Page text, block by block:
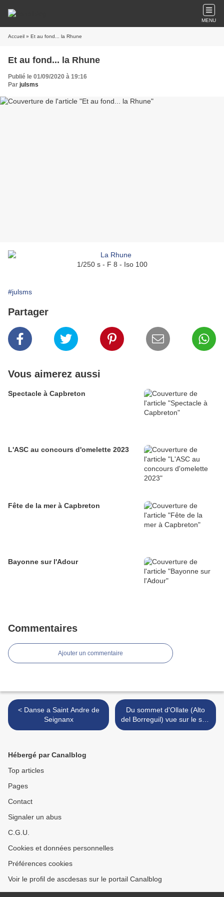
MENU
Accueil » Et au fond... la Rhune
Et au fond... la Rhune
Publié le 01/09/2020 à 19:16
Par julsms
1/250 s - F 8 - Iso 100
#julsms
Partager
Vous aimerez aussi
Spectacle à Capbreton
L'ASC au concours d'omelette 2023
Fête de la mer à Capbreton
Bayonne sur l'Adour
Commentaires
Ajouter un commentaire
< Danse a Saint Andre de
Seignanx
Du sommet d'Ollate (Alto
del Borreguil) vue sur le sud
pyrénéen (Gazteluberri-
Hébergé par Canalblog
Top articles
Pages
Contact
Signaler un abus
C.G.U.
Cookies et données personnelles
Préférences cookies
Voir le profil de ascdesas sur le portail Canalblog